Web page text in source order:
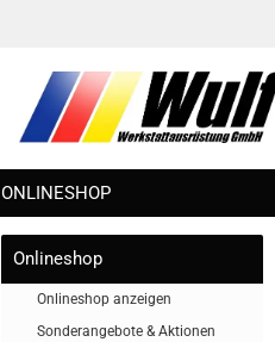
ONLINESHOP
Onlineshop
Onlineshop anzeigen
Sonderangebote & Aktionen